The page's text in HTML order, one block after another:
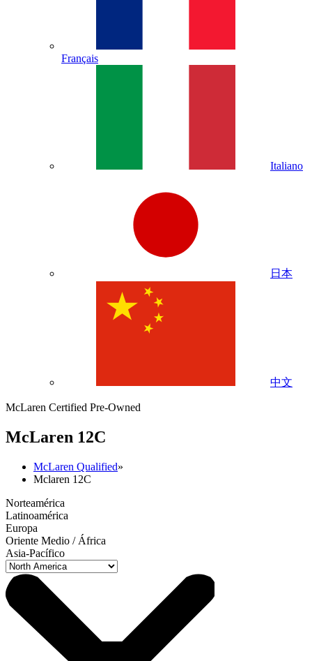
Français
Italiano
日本
中文
McLaren Certified Pre-Owned
McLaren 12C
McLaren Qualified»
Mclaren 12C
Norteamérica
Latinoamérica
Europa
Oriente Medio / África
Asia-Pacífico